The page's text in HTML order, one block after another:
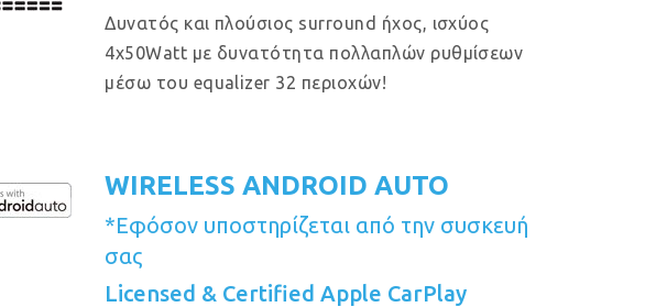
Δυνατός και πλούσιος surround ήχος, ισχύος
4x50Watt με δυνατότητα πολλαπλών ρυθμίσεων
μέσω του equalizer 32 περιοχών!
WIRELESS ANDROID AUTO
*Εφόσον υποστηρίζεται από την συσκευή
σας
Licensed & Certified Apple CarPlay